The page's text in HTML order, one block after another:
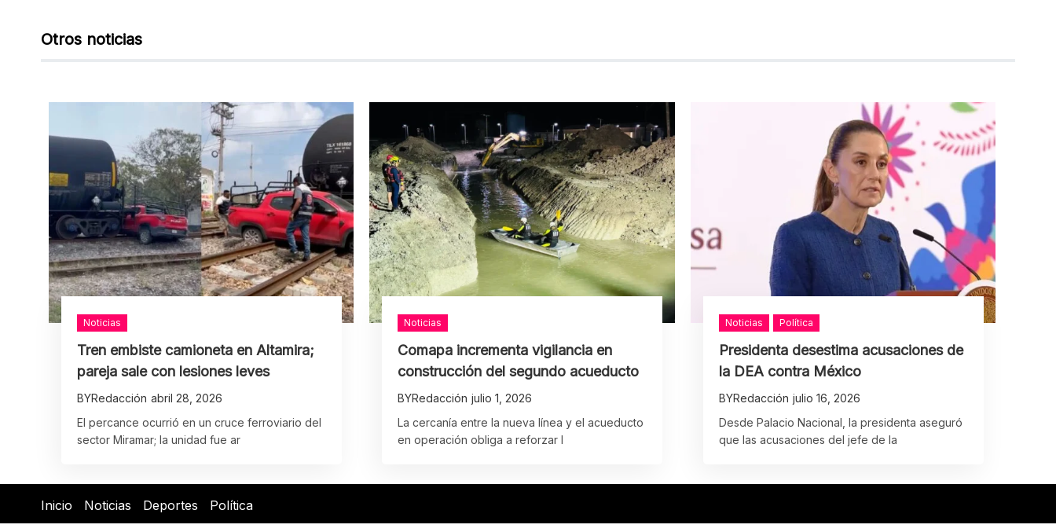
Otros noticias
Noticias
Tren embiste camioneta en Altamira;
pareja sale con lesiones leves
BYRedacción abril 28, 2026
El percance ocurrió en un cruce ferroviario del
sector Miramar; la unidad fue ar
Noticias
Comapa incrementa vigilancia en
construcción del segundo acueducto
BYRedacción julio 1, 2026
La cercanía entre la nueva línea y el acueducto
en operación obliga a reforzar l
Noticias Política
Presidenta desestima acusaciones de
la DEA contra México
BYRedacción julio 16, 2026
Desde Palacio Nacional, la presidenta aseguró
que las acusaciones del jefe de la
Inicio Noticias Deportes Política